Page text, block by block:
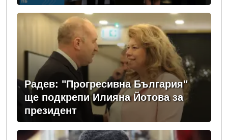
изборни правила! (ВИДЕО)
Радев: "Прогресивна България"
ще подкрепи Илияна Йотова за
президент